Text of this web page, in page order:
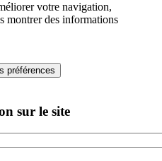
votre navigation,
montrer des informations
préférences
sur le site